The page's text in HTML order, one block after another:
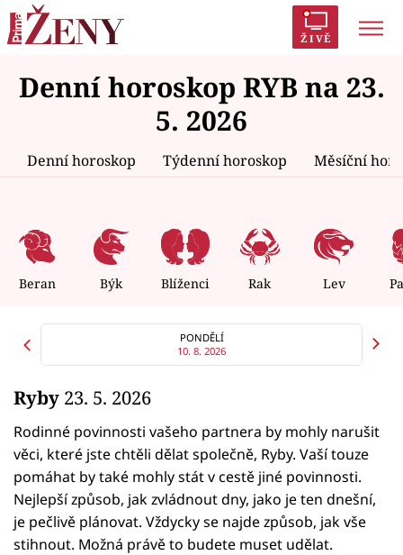
ŽIVĚ
Trendy: Polabí Inspekce Prostřeno!
AYTO?
Zrádci Proměny
Témata
Celebrity
Seriály
Horoskopy
Sledujte prima+
Filmový festival Karlovy Vary
Pořady
Denní horoskop RYB na 23.
5. 2026
Denní horoskop Týdenní horoskop Měsíční
Beran Býk Blíženci Rak Lev
PONDĚLÍ
10. 8. 2026
Ryby 23. 5. 2026
Rodinné povinnosti vašeho partnera by mohly narušit
věci, které jste chtěli dělat společně, Ryby. Vaší touze
pomáhat by také mohly stát v cestě jiné povinnosti.
Nejlepší způsob, jak zvládnout dny, jako je ten dnešní,
je pečlivě plánovat. Vždycky se najde způsob, jak vše
stihnout. Možná právě to budete muset udělat.